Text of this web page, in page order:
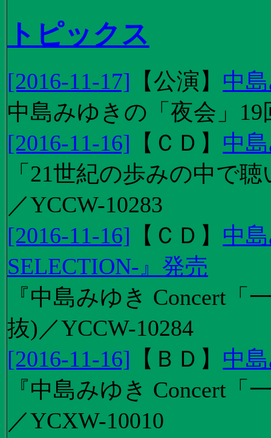
トピックス
[2016-11-17] 【公演 】 中
中島みゆきの「夜会」
[2016-11-16] 【 ＣＤ 】 中
「21世紀の歩みの中で
／YCCW-10283
[2016-11-16] 【 ＣＤ 】 中
SELECTION-』発売
『中島みゆき Concert
抜)／YCCW-10284
[2016-11-16] 【 ＢＤ 】 中
『中島みゆき Concert
／YCXW-10010